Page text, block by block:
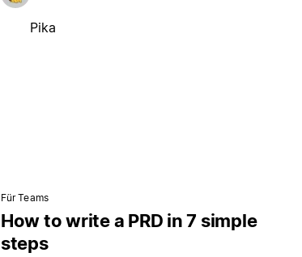
Pika
Für Teams
How to write a PRD in 7 simple
steps